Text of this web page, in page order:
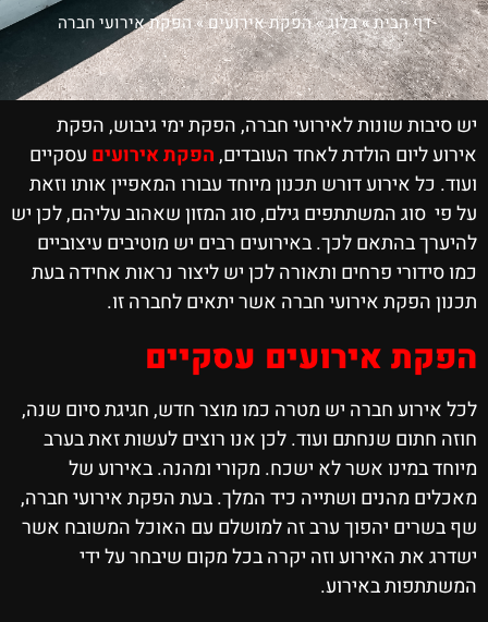
דף הבית»בלוג»הפקת אירועים»הפקת אירועי חברה
יש סיבות שונות לאירועי חברה, הפקת ימי גיבוש, הפקת
אירוע ליום הולדת לאחד העובדים,הפקת אירועים עסקיים
ועוד. כל אירוע דורש תכנון מיוחד עבורו המאפיין אותו וזאת
על פי סוג המשתתפים גילם, סוג המזון שאהוב עליהם, לכן יש
להיערך בהתאם לכך. באירועים רבים יש מוטיבים עיצוביים
כמו סידורי פרחים ותאורה לכן יש ליצור נראות אחידה בעת
תכנון הפקת אירועי חברה אשר יתאים לחברה זו.
הפקת אירועים עסקיים
לכל אירוע חברה יש מטרה כמו מוצר חדש, חגיגת סיום שנה,
חוזה חתום שנחתם ועוד. לכן אנו רוצים לעשות זאת בערב
מיוחד במינו אשר לא ישכח. מקורי ומהנה. באירוע של
מאכלים מהנים ושתייה כיד המלך. בעת הפקת אירועי חברה,
שף בשרים יהפוך ערב זה למושלם עם האוכל המשובח אשר
ישדרג את האירוע וזה יקרה בכל מקום שיבחר על ידי
המשתתפות באירוע.